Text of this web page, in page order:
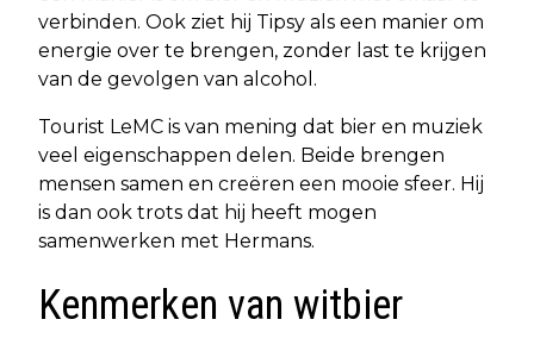
verbinden. Ook ziet hij Tipsy als een manier om
energie over te brengen, zonder last te krijgen
van de gevolgen van alcohol.
Tourist LeMC is van mening dat bier en muziek
veel eigenschappen delen. Beide brengen
mensen samen en creëren een mooie sfeer. Hij
is dan ook trots dat hij heeft mogen
samenwerken met Hermans.
Kenmerken van witbier